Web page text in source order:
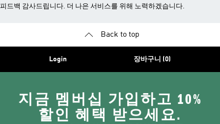
피드백 감사드립니다. 더 나은 서비스를 위해 노력하겠습니다.
Back to top
Login 장바구니 (0)
지금 멤버십 가입하고 10%
할인 혜택 받으세요.